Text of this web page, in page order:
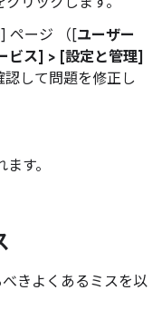
] ページ （[ユーザー
ビス] > [設定と管理]
して問題を修正し
す。
きよくあるミスを以